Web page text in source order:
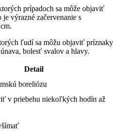
prípadoch sa ⁢môže objaviť
výrazné začervenanie‌ s
ľudí sa⁢ môžu objaviť príznaky
bolesť svalov ⁤a​ hlavy.
Detail
boreliózu
v priebehu niekoľkých⁤ hodín až